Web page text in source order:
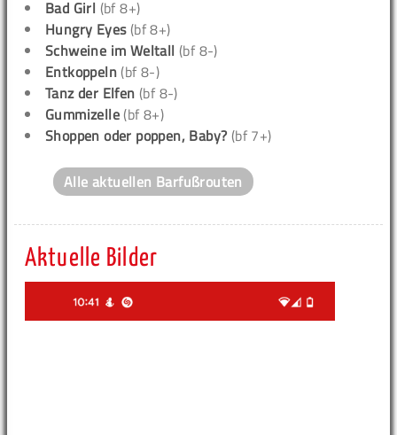
Bad Girl (bf 8+)
Hungry Eyes(bf 8+)
Schweine im Weltall (bf 8-)
Entkoppeln (bf 8-)
Tanz der Elfen (bf 8-)
Gummizelle (bf 8+)
Shoppen oder poppen, Baby? (bf 7+)
Alle aktuellen Barfußrouten
Aktuelle Bilder